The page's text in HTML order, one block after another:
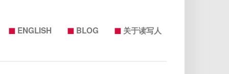
◼ ENGLISH ◼ BLOG ◼ 关于读写人